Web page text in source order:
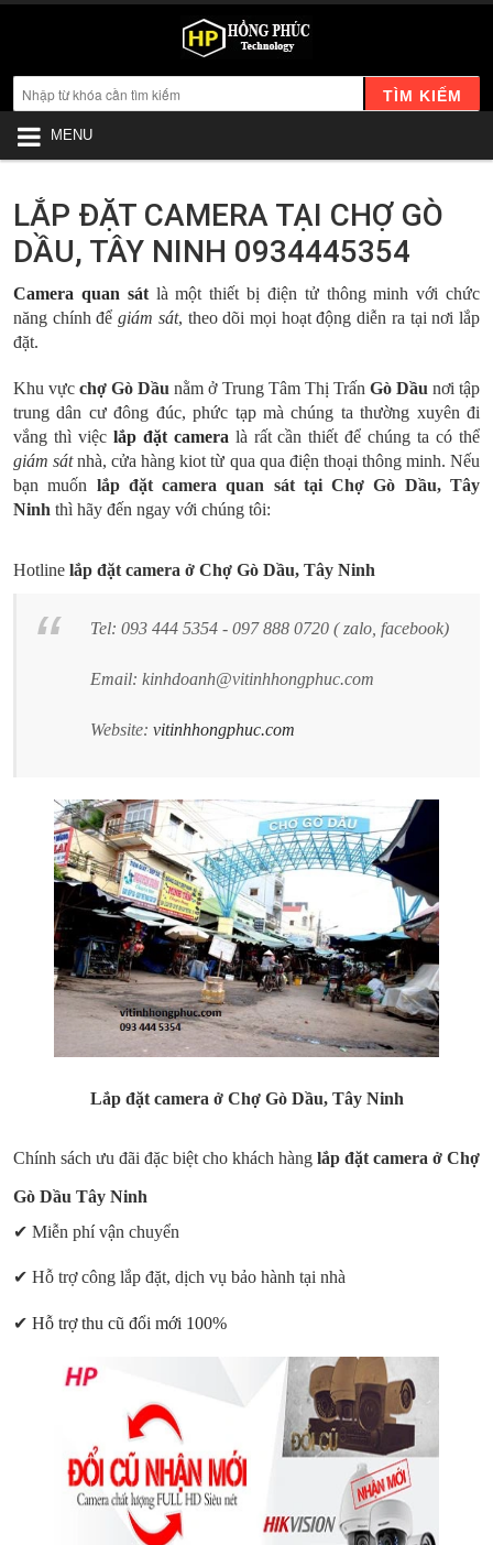
TÌM KIẾM
MENU
LẮP ĐẶT CAMERA TẠI CHỢ GÒ
DẦU, TÂY NINH 0934445354
Camera quan sátlà một thiết bị điện tử thông minh với chức
năng chính đểgiám sát, theo dõi mọi hoạt động diễn ra tại nơi lắp
đặt.
Khu vựcchợ Gò Dầu nằm ở Trung Tâm Thị Trấn Gò Dầu nơi tập
trung dân cư đông đúc, phức tạp mà chúng ta thường xuyên đi
vắng thì việc lắp đặt camera là rất cần thiết để chúng ta có thể
giám sátnhà, cửa hàng kiot từ qua qua điện thoại thông minh. Nếu
bạn muốn lắp đặt camera quan sát tại Chợ Gò Dầu, Tây
Ninh thì hãy đến ngay với chúng tôi:
Hotline lắp đặt camera ở Chợ Gò Dầu, Tây Ninh
Tel: 093 444 5354 - 097 888 0720 ( zalo, facebook)
Email: kinhdoanh@vitinhhongphuc.com
Website: vitinhhongphuc.com
Lắp đặt camera ở Chợ Gò Dầu,Tây Ninh
Chính sách ưu đãi đặc biệt cho khách hàng lắp đặt camera ở Chợ
Gò Dầu Tây Ninh
✔ Miễn phí vận chuyển
✔ Hỗ trợ công lắp đặt, dịch vụ bảo hành tại nhà
✔ Hỗ trợ thu cũ đổi mới 100%